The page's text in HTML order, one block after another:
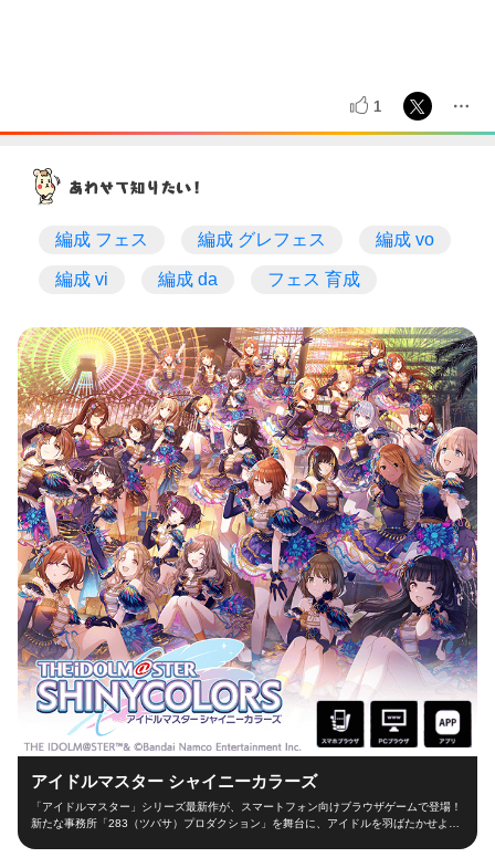
1
編成 フェス 編成 グレフェス 編成 vo
編成 vi 編成 da フェス 育成
アイドルマスター シャイニーカラーズ
「アイドルマスター」シリーズ最新作が、スマートフォン向けブラウザゲームで登場！
新たな事務所「283（ツバサ）プロダクション」を舞台に、アイドルを羽ばたかせよ